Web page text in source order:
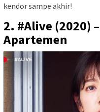
kendor sampe akhir!
2. #Alive (2020)
Apartemen